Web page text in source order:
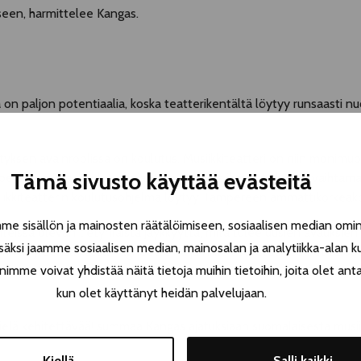
Tämä sivusto käyttää evästeitä
sisällön ja mainosten räätälöimiseen, sosiaalisen median
jaamme sosiaalisen median, mainosalan ja analytiikka-alan
voivat yhdistää näitä tietoja muihin tietoihin, joita olet
kun olet käyttänyt heidän palvelujaan.
harmittelee Kangas.
on paljon potentiaalia, koska teatterikentältä löytyy runsaasti
avainroolissa on koulutus. Musiikkiteatteri on niin
Koulutuslinjat tuovat myös ihmiset yhteen
koulutusohjelma löytyy Tampereen
olevan tietynlaista jäykkyyttä, mitä tulee uusien
yleensä kassamagneetteina ja niille asetetaan suuret
tuntemattomia nimiä niitä tekemään. Kangas
kehitettävää! summaa Kangas ajatuksiaan suomalaisesta